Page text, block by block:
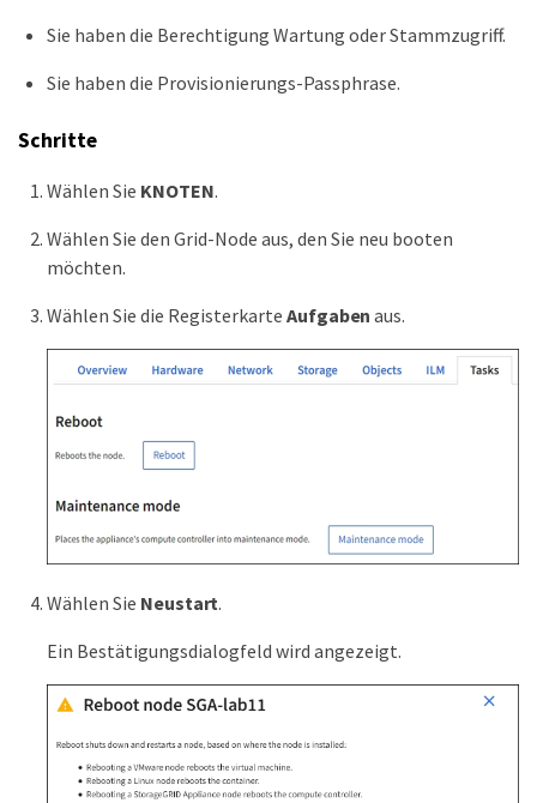
Sie haben die Berechtigung Wartung oder Stammzugriff.
Sie haben die Provisionierungs-Passphrase.
Schritte
Wählen Sie KNOTEN.
Wählen Sie den Grid-Node aus, den Sie neu booten
möchten.
Wählen Sie die Registerkarte Aufgaben aus.
Wählen Sie Neustart.
Ein Bestätigungsdialogfeld wird angezeigt.